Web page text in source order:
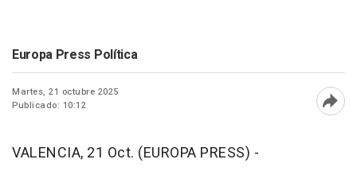
Europa Press Política
Martes, 21 octubre 2025
Publicado: 10:12
VALENCIA, 21 Oct. (EUROPA PRESS) -